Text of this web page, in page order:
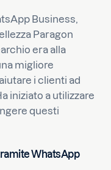
Business,
Paragon
era alla
migliore
i clienti ad
iniziato a utilizzare
questi
WhatsApp